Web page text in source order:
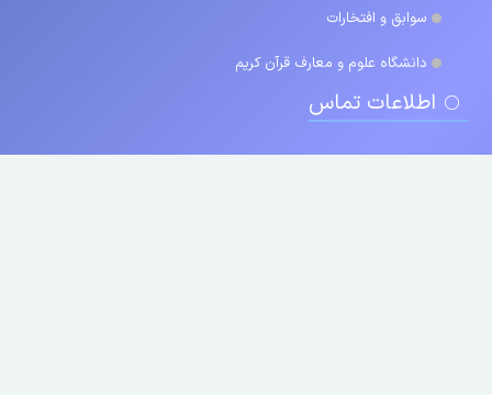
سوابق و افتخارات
دانشگاه علوم و معارف قرآن کریم
اطلاعات تماس